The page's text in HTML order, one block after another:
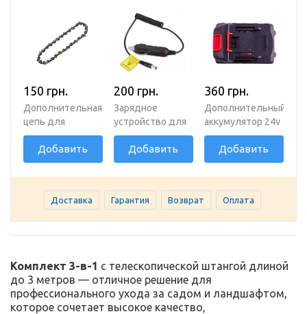
150 грн.
Дополнительная
цепь для
аккумуляторной
пилы 6 дюймов
36 звеньев
Добавить
200 грн.
Зарядное
устройство для
аккумулятора от
прикуривателя
автомобиля
Добавить
360 грн.
Дополнительный
аккумулятор 24v
Добавить
Доставка Гарантия Возврат Оплата
Комплект 3-в-1 с телескопической штангой длиной
до 3 метров — отличное решение для
профессионального ухода за садом и ландшафтом,
которое сочетает высокое качество,